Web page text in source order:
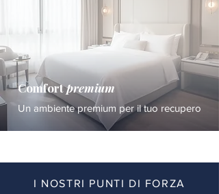
Comfortpremium
Un ambiente premium per il tuo recupero
I NOSTRI PUNTI DI FORZA